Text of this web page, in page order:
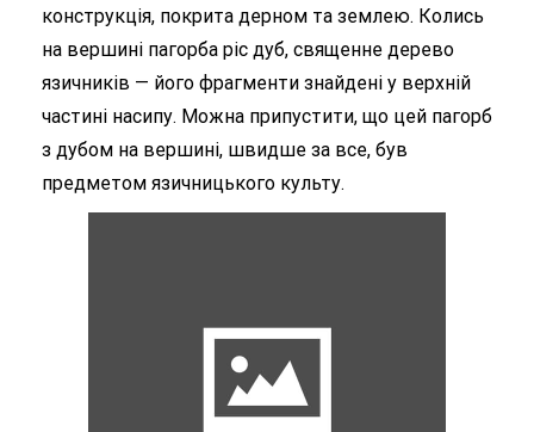
конструкція, покрита дерном та землею. Колись
на вершині пагорба ріс дуб, священне дерево
язичників — його фрагменти знайдені у верхній
частині насипу. Можна припустити, що цей пагорб
з дубом на вершині, швидше за все, був
предметом язичницького культу.